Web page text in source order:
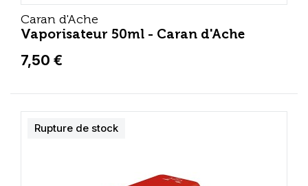
Caran d'Ache
Vaporisateur 50ml - Caran d'Ache
7,50 €
Rupture de stock